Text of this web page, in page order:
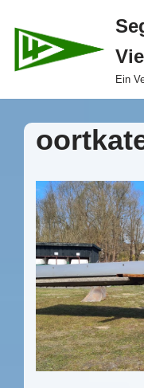
Zum
Inhalt
Ein